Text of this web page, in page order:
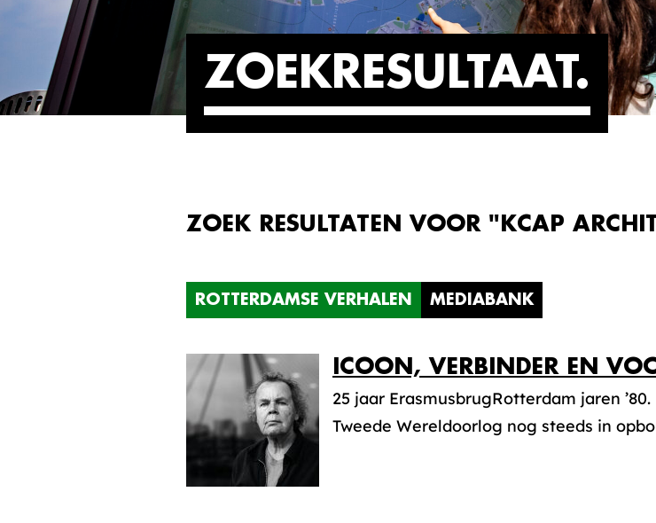
ZOEKRESULTAAT
ZOEK RESULTATEN VOOR "KCAP
ROTTERDAMSE VERHALEN MEDIABANK
ICOON, VERBINDER EN
25 jaar ErasmusbrugRotterdam jaren
Tweede Wereldoorlog nog steeds in